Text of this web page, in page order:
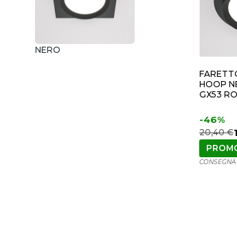
NERO
HOOP
GX53
-46%
20,40 €
CONSEGNA